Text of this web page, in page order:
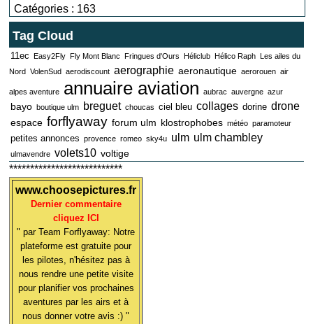
Catégories : 163
Tag Cloud
11ec Easy2Fly Fly Mont Blanc Fringues d'Ours Héliclub Hélico Raph Les ailes du
Nord VolenSud aerodiscount aerographie aeronautique aerorouen air
alpes aventure annuaire aviation aubrac auvergne azur
bayo boutique ulm breguet choucas ciel bleu collages dorine drone
espace forflyaway forum ulm klostrophobes météo paramoteur
petites annonces provence romeo sky4u ulm ulm chambley
ulmavendre volets10 voltige
***************************
www.choosepictures.fr
Dernier commentaire
cliquez ICI
" par Team Forflyaway: Notre
plateforme est gratuite pour
les pilotes, n'hésitez pas à
nous rendre une petite visite
pour planifier vos prochaines
aventures par les airs et à
nous donner votre avis :) "